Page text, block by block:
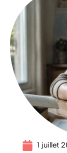
1 juillet